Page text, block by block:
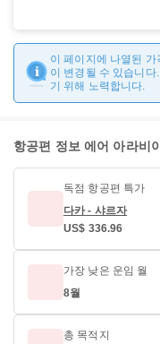
이 페이지에 나열된
이 변경될 수 있습니
기 위해 노력합니다.
항공편 정보 에어 아라비
독점 항공편 특가
다카 - 샤르자
US$ 336.96
가장 낮은 운임 월
8월
총 목적지